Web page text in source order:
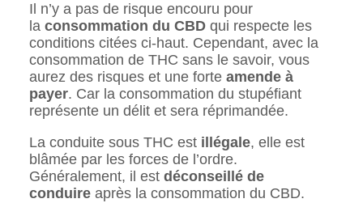
Il n’y a pas de risque encouru pour
la consommation du CBDqui respecte les
conditions citées ci-haut. Cependant, avec la
consommation de THC sans le savoir, vous
aurez des risques et une forte amende à
payer. Car la consommation du stupéfiant
représente un délit et sera réprimandée.
La conduite sous THC est illégale, elle est
blâmée par les forces de l’ordre.
Généralement, il est déconseillé de
conduireaprès la consommation du CBD.